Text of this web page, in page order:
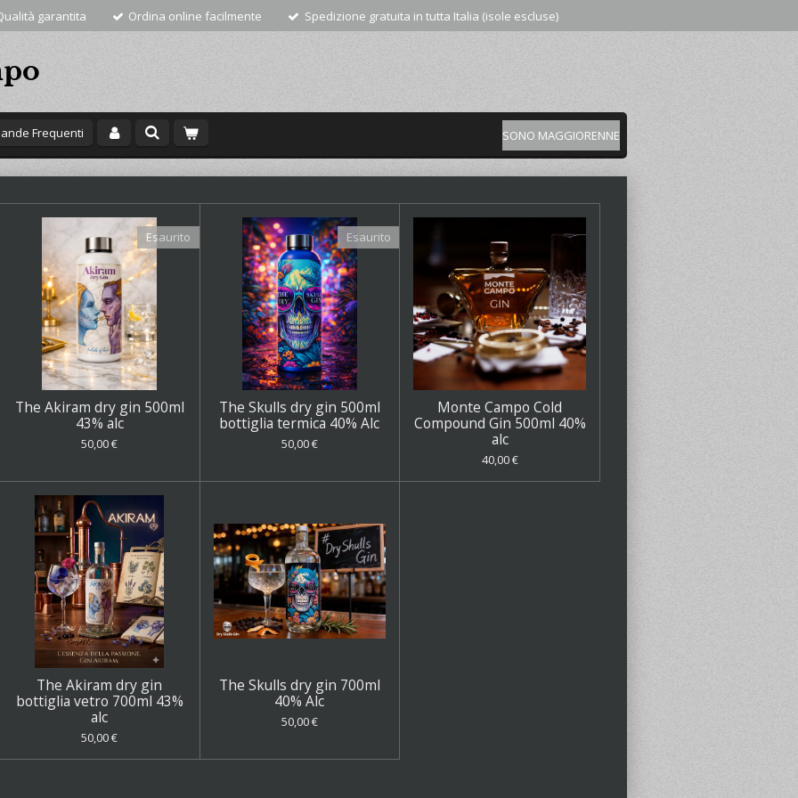
garantita Ordina online facilmente Spedizione gratuita in tutta Italia (isole escluse)
Frequenti SONO MAGGIORENNE
Esaurito
The Akiram dry gin 500ml
43% alc
50,00 €
Esaurito
The Skulls dry gin 500ml
bottiglia termica 40% Alc
50,00 €
Monte Campo Cold
Compound Gin 500ml 40%
alc
40,00 €
The Akiram dry gin
bottiglia vetro 700ml 43%
alc
50,00 €
The Skulls dry gin 700ml
40% Alc
50,00 €